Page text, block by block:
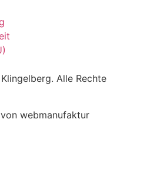
Alle Rechte
von webmanufaktur